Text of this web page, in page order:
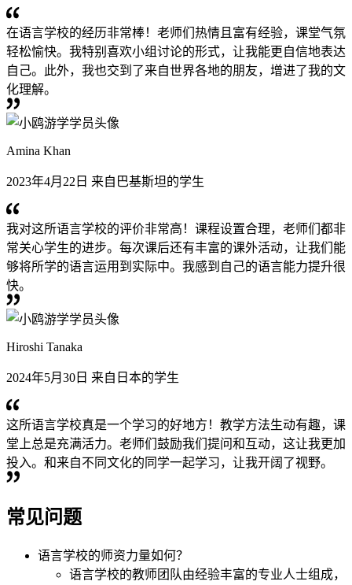
在语言学校的经历非常棒！老师们热情且富有经验，课堂气氛
轻松愉快。我特别喜欢小组讨论的形式，让我能更自信地表达
自己。此外，我也交到了来自世界各地的朋友，增进了我的文
化理解。
Amina Khan
2023年4月22日 来自巴基斯坦的学生
我对这所语言学校的评价非常高！课程设置合理，老师们都非
常关心学生的进步。每次课后还有丰富的课外活动，让我们能
够将所学的语言运用到实际中。我感到自己的语言能力提升很
快。
Hiroshi Tanaka
2024年5月30日 来自日本的学生
这所语言学校真是一个学习的好地方！教学方法生动有趣，课
堂上总是充满活力。老师们鼓励我们提问和互动，这让我更加
投入。和来自不同文化的同学一起学习，让我开阔了视野。
常见问题
语言学校的师资力量如何？
语言学校的教师团队由经验丰富的专业人士组成，